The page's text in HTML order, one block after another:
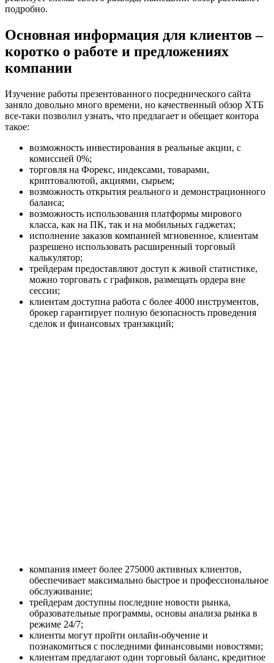
подробно.
Основная информация для клиентов –
коротко о работе и предложениях
компании
Изучение работы презентованного посреднического сайта
заняло довольно много времени, но качественный обзор ХТБ
все-таки позволил узнать, что предлагает и обещает контора
такое:
возможность инвестирования в реальные акции, с
комиссией 0%;
торговля на Форекс, индексами, товарами,
криптовалютой, акциями, сырьем;
возможность открытия реального и демонстрационного
баланса;
возможность использования платформы мирового
класса, как на ПК, так и на мобильных гаджетах;
исполнение заказов компанией мгновенное, клиентам
разрешено использовать расширенный торговый
калькулятор;
трейдерам предоставляют доступ к живой статистике,
можно торговать с графиков, размещать ордера вне
сессии;
клиентам доступна работа с более 4000 инструментов,
брокер гарантирует полную безопасность проведения
сделок и финансовых транзакций;
компания имеет более 275000 активных клиентов,
обеспечивает максимально быстрое и профессиональное
обслуживание;
трейдерам доступны последние новости рынка,
образовательные программы, основы анализа рынка в
режиме 24/7;
клиенты могут пройти онлайн-обучение и
познакомиться с последними финансовыми новостями;
клиентам предлагают один торговый баланс, кредитное